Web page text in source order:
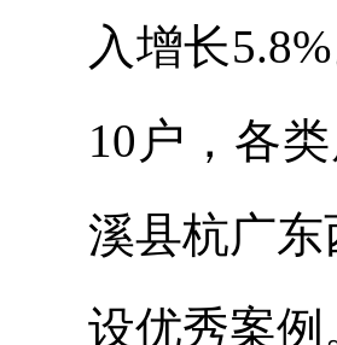
入增长5.8%
10户， 各
溪县杭广
设优秀案例